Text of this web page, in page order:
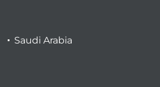
Saudi Arabia